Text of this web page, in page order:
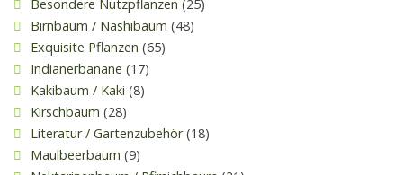
Besondere Nutzpflanzen (25)
Birnbaum / Nashibaum (48)
Exquisite Pflanzen (65)
Indianerbanane (17)
Kakibaum / Kaki (8)
Kirschbaum (28)
Literatur / Gartenzubehör (18)
Maulbeerbaum (9)